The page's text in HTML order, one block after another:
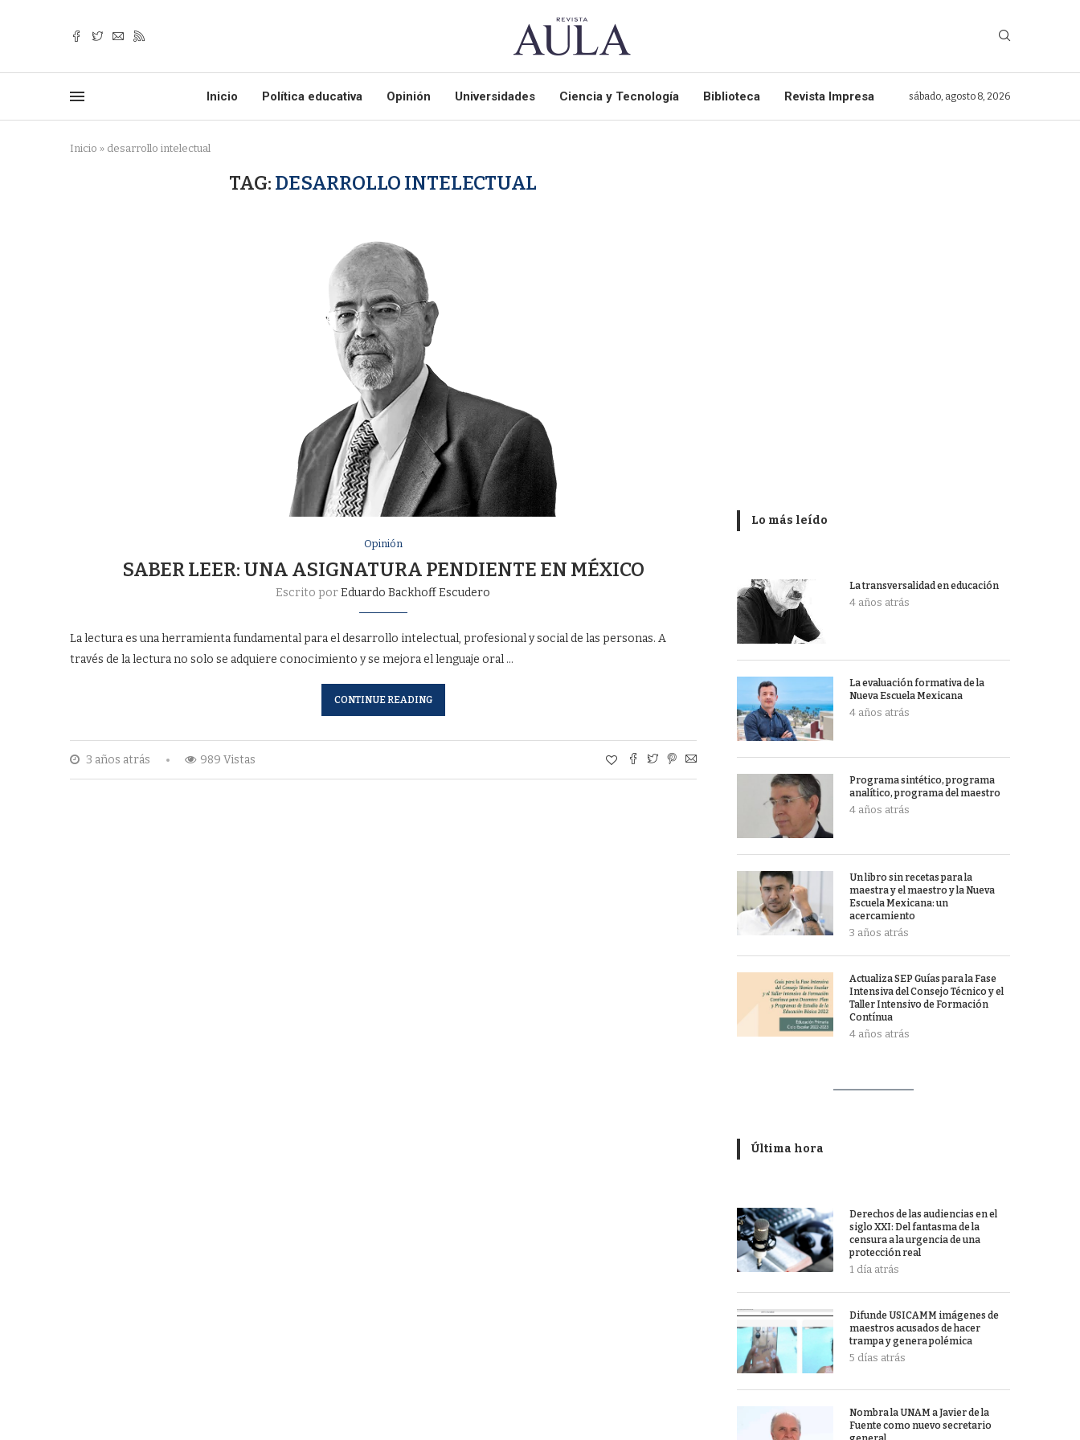
Inicio Política educativa Opinión Universidades Ciencia y Tecnología Biblioteca Revista Impresa sábado, agosto 8, 2026
Inicio » desarrollo intelectual
TAG: DESARROLLO INTELECTUAL
Opinión
SABER LEER: UNA ASIGNATURA PENDIENTE EN MÉXICO
Escrito porEduardo Backhoff Escudero
La lectura es una herramienta fundamental para el desarrollo intelectual, profesional y social de las personas. A
través de la lectura no solo se adquiere conocimiento y se mejora el lenguaje oral …
CONTINUE READING
3 años atrás 989 Vistas
Lo más leído
La transversalidad en educación
4 años atrás
La evaluación formativa de la
Nueva Escuela Mexicana
4 años atrás
Programa sintético, programa
analítico, programa del maestro
4 años atrás
Un libro sin recetas para la
maestra y el maestro y la Nueva
Escuela Mexicana: un
acercamiento
3 años atrás
Actualiza SEP Guías para la Fase
Intensiva del Consejo Técnico y el
Taller Intensivo de Formación
Contínua
4 años atrás
Última hora
Derechos de las audiencias en el
siglo XXI: Del fantasma de la
censura a la urgencia de una
protección real
1 día atrás
Difunde USICAMM imágenes de
maestros acusados de hacer
trampa y genera polémica
5 días atrás
Nombra la UNAM a Javier de la
Fuente como nuevo secretario